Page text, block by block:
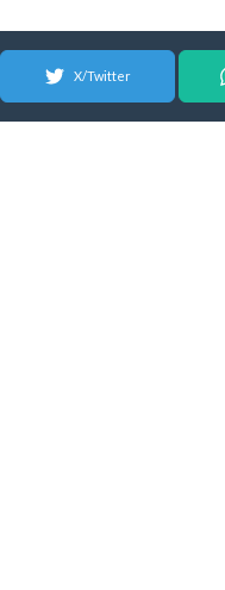
X/Twitter